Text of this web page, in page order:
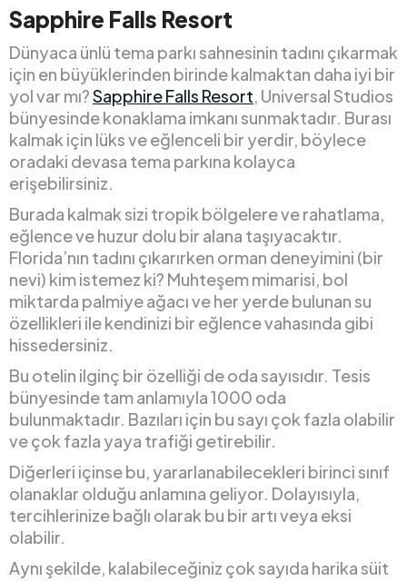
Sapphire Falls Resort
Dünyaca ünlü tema parkı sahnesinin tadını çıkarmak
için en büyüklerinden birinde kalmaktan daha iyi bir
yol var mı?Sapphire Falls Resort, Universal Studios
bünyesinde konaklama imkanı sunmaktadır. Burası
kalmak için lüks ve eğlenceli bir yerdir, böylece
oradaki devasa tema parkına kolayca
erişebilirsiniz.
Burada kalmak sizi tropik bölgelere ve rahatlama,
eğlence ve huzur dolu bir alana taşıyacaktır.
Florida’nın tadını çıkarırken orman deneyimini (bir
nevi) kim istemez ki? Muhteşem mimarisi, bol
miktarda palmiye ağacı ve her yerde bulunan su
özellikleri ile kendinizi bir eğlence vahasında gibi
hissedersiniz.
Bu otelin ilginç bir özelliği de oda sayısıdır. Tesis
bünyesinde tam anlamıyla 1000 oda
bulunmaktadır. Bazıları için bu sayı çok fazla olabilir
ve çok fazla yaya trafiği getirebilir.
Diğerleri içinse bu, yararlanabilecekleri birinci sınıf
olanaklar olduğu anlamına geliyor. Dolayısıyla,
tercihlerinize bağlı olarak bu bir artı veya eksi
olabilir.
Aynı şekilde, kalabileceğiniz çok sayıda harika süit